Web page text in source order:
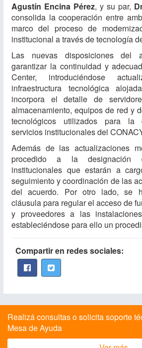
Agustín Encina Pérez, y su par,
consolida la cooperación entre
marco del proceso de
institucional a través de tecnología
Las nuevas disposiciones del
garantizar la continuidad y
Center, introduciéndose
infraestructura tecnológica
incorpora el detalle de
almacenamiento, equipos de red y
tecnológicos utilizados para
servicios institucionales del
Además de las actualizaciones
procedido a la designación
institucionales que estarán a
seguimiento y coordinación de las
del acuerdo. Por otro lado, se
cláusula para regular el acceso de
y proveedores a las
estableciéndose para ello un
Compartir en redes sociales:
Realizá consultas o solicita soporte
Mesa de Ayuda